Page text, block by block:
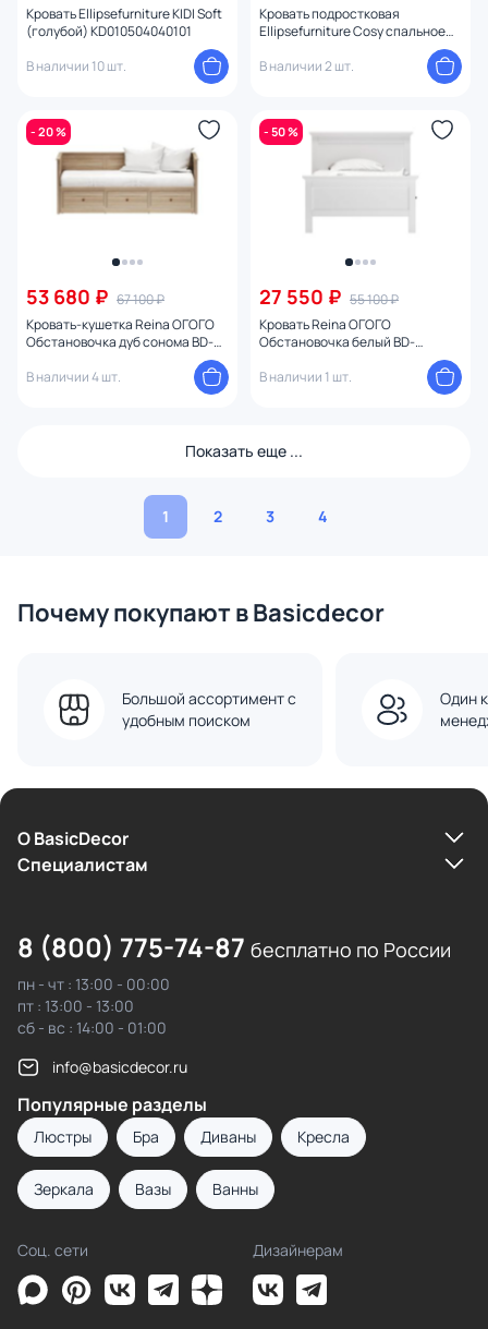
Кровать Ellipsefurniture KIDI Soft
(голубой) KD010504040101
В наличии 10 шт.
Кровать подростковая
Ellipsefurniture Cosy спальное
KD010203010101
В наличии 2 шт.
- 20 %
53 680 ₽ 67 100 ₽
Кровать-кушетка Reina ОГОГО
Обстановочка дуб сонома BD-
В наличии 4 шт.
- 50 %
27 550 ₽ 55 100 ₽
Кровать Reina ОГОГО
Обстановочка белый BD-
В наличии 1 шт.
Показать еще ...
1 2 3 4
Почему покупают в Basicdecor
Большой ассортимент с
удобным поиском
Один
О BasicDecor
Cпециалистам
8 (800) 775-74-87 бесплатно по России
пн - чт : 13:00 - 00:00
пт : 13:00 - 13:00
сб - вс : 14:00 - 01:00
info@basicdecor.ru
Популярные разделы
Люстры Бра Диваны Кресла
Зеркала Вазы Ванны
Соц. сети Дизайнерам